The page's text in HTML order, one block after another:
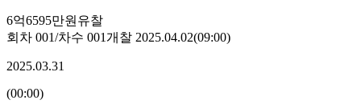
6억6595만원 유찰
회차 001/차수 001개찰 2025.04.02(09:00)
2025.03.31
(00:00)